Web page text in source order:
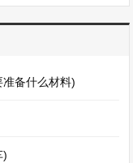
准备什么材料)
)